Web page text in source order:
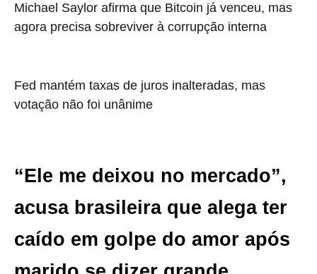
Michael Saylor afirma que Bitcoin já venceu, mas
agora precisa sobreviver à corrupção interna
Fed mantém taxas de juros inalteradas, mas
votação não foi unânime
“Ele me deixou no mercado”,
acusa brasileira que alega ter
caído em golpe do amor após